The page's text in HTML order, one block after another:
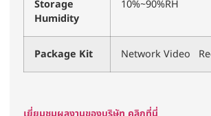
Storage
Humidity
10%~90%RH
Package Kit Network Video